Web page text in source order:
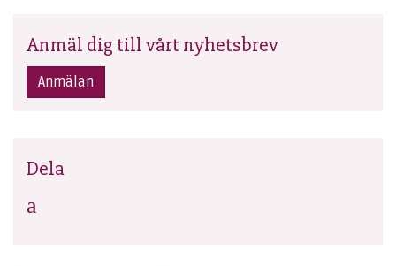
Anmäl dig till vårt nyhetsbrev
Anmälan
Dela